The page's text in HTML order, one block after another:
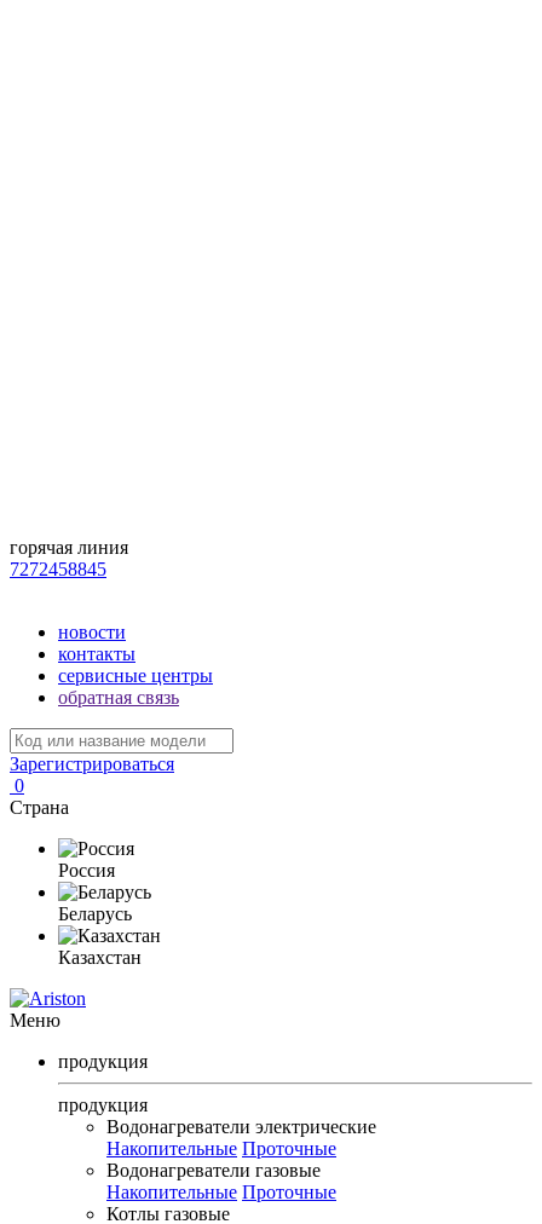
горячая линия
7272458845
новости
контакты
сервисные центры
обратная связь
Зарегистрироваться
0
Страна
Россия
Беларусь
Казахстан
Меню
продукция
продукция
Водонагреватели электрические
Накопительные Проточные
Водонагреватели газовые
Накопительные Проточные
Котлы газовые